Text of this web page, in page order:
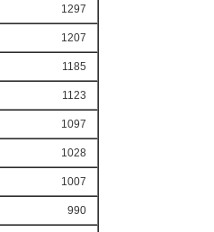
1297
1207
1185
1123
1097
1028
1007
990